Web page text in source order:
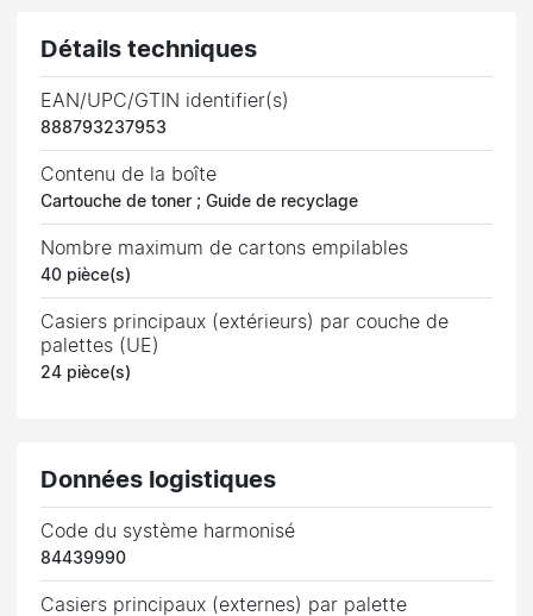
Détails techniques
EAN/UPC/GTIN identifier(s)
888793237953
Contenu de la boîte
Cartouche de toner ; Guide de recyclage
Nombre maximum de cartons empilables
40 pièce(s)
Casiers principaux (extérieurs) par couche de
palettes (UE)
24 pièce(s)
Données logistiques
Code du système harmonisé
84439990
Casiers principaux (externes) par palette